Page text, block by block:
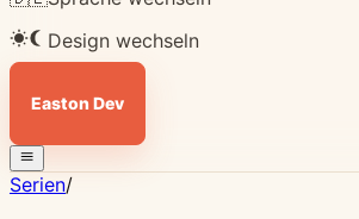
Design wechseln
Easton Dev
Serien/